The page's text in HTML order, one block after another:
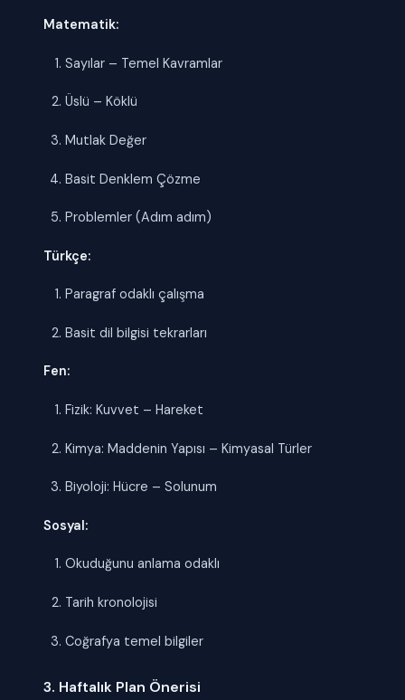
Matematik:
Sayılar – Temel Kavramlar
Üslü – Köklü
Mutlak Değer
Basit Denklem Çözme
Problemler (Adım adım)
Türkçe:
Paragraf odaklı çalışma
Basit dil bilgisi tekrarları
Fen:
Fizik: Kuvvet – Hareket
Kimya: Maddenin Yapısı – Kimyasal Türler
Biyoloji: Hücre – Solunum
Sosyal:
Okuduğunu anlama odaklı
Tarih kronolojisi
Coğrafya temel bilgiler
3. Haftalık Plan Önerisi